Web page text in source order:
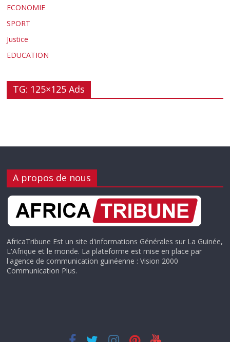
ECONOMIE
SPORT
Justice
EDUCATION
TG: 125×125 Ads
A propos de nous
AfricaTribune Est un site d'informations Générales sur La Guinée,
L'Afrique et le monde. La plateforme est mise en place par
l'agence de communication guinéenne : Vision 2000
Communication Plus.